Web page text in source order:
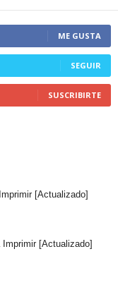
ME GUSTA
SEGUIR
SUSCRIBIRTE
[Actualizado]
[Actualizado]